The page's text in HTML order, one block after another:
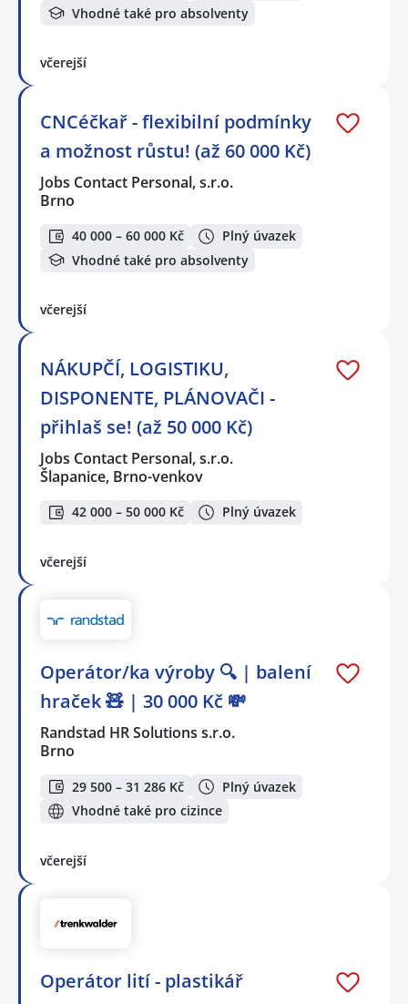
Vhodné také pro absolventy
včerejší
CNCéčkař - flexibilní podmínky
a možnost růstu! (až 60 000 Kč)
Jobs Contact Personal, s.r.o.
Brno
40 000 – 60 000 Kč
Plný úvazek
Vhodné také pro absolventy
včerejší
NÁKUPČÍ, LOGISTIKU,
DISPONENTE, PLÁNOVAČI -
přihlaš se! (až 50 000 Kč)
Jobs Contact Personal, s.r.o.
Šlapanice, Brno-venkov
42 000 – 50 000 Kč Plný úvazek
včerejší
Operátor/ka výroby 🔍 | balení
hraček 🧸 | 30 000 Kč 💸
Randstad HR Solutions s.r.o.
Brno
29 500 – 31 286 Kč
Plný úvazek
Vhodné také pro cizince
včerejší
Operátor lití - plastikář